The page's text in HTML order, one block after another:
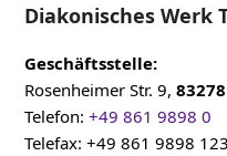
Diakonisches Werk
Geschäftsstelle:
Rosenheimer Str. 9,
Telefon:+49 861 9898 0
Telefax: +49 861 9898 123